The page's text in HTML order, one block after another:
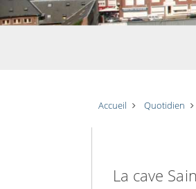
Accueil Quotidien
La cave